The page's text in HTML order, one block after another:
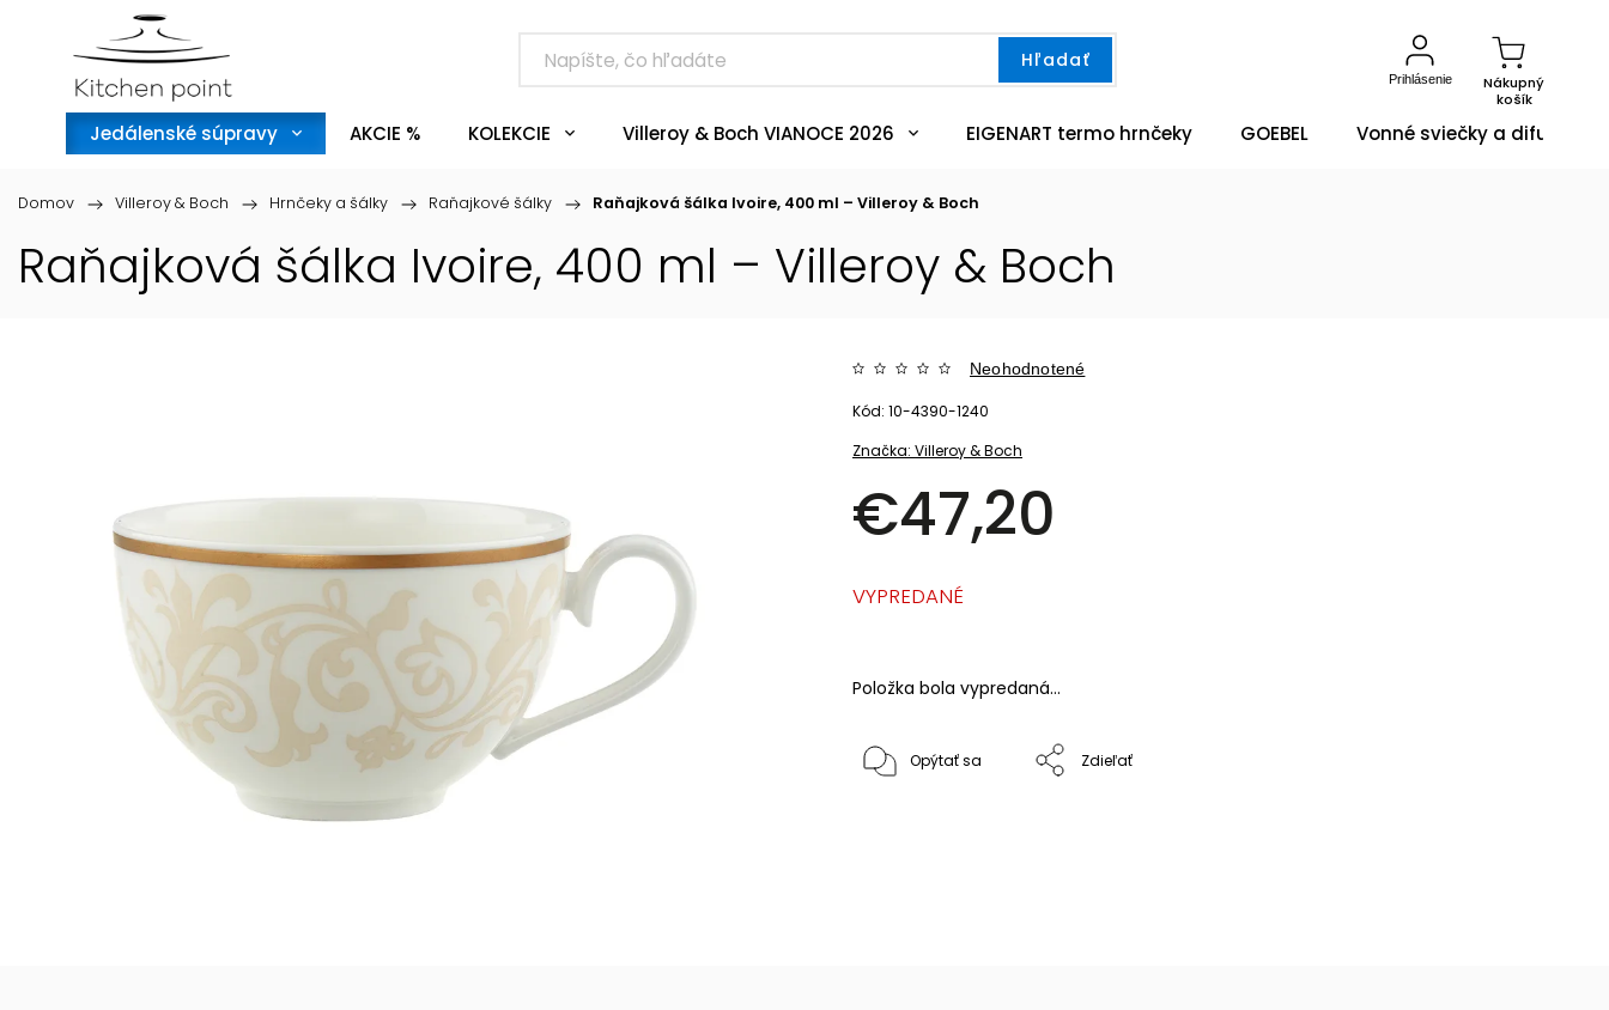
Hľadať
Nákupný
košík
Prihlásenie
Jedálenské súpravy AKCIE % KOLEKCIE Villeroy & Boch VIANOCE 2026 EIGENART termo hrnčeky GOEBEL Vonné sviečky a difuzéry
Domov / Villeroy & Boch / Hrnčeky a šálky / Raňajkové šálky / Raňajková šálka Ivoire, 400 ml – Villeroy & Boch
Raňajková šálka Ivoire, 400 ml – Villeroy & Boch
Značka:Villeroy & Boch
Neohodnotené
€47,20
Kód: 10-4390-1240
Položka bola vypredaná…
VYPREDANÉ
Opýtať sa Zdieľať